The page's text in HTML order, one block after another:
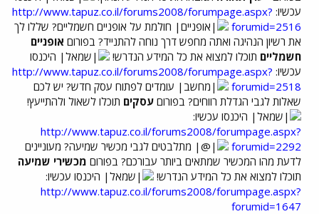
עכשיו: http://www.tapuz.co.il/forums2008/forumpage.aspx?
forumid=2516
חולמת על אופניים חשמליים? שללו לך
את רשיון הנהיגה ואתה מחפש דרך נוחה להתנייד? בפורום אופניים
חשמליים תוכלו למצוא את כל המידע הנדרש!
היכנסו
עכשיו: http://www.tapuz.co.il/forums2008/forumpage.aspx?
forumid=2518
עומדים לפתוח עסק חדש? יש לכם
שאלות לגבי הגדלת רווחים? בפורום עסקים תוכלו לשאול ולהתייעץ!
היכנסו עכשיו:
http://www.tapuz.co.il/forums2008/forumpage.aspx?
forumid=2292
מתלבטים לגבי מכשיר שמיעה? מעוניינים
לדעת מהו המכשיר שמתאים ביותר עבורכם? בפורום מכשירי שמיעה
תוכלו למצוא את כל המידע הנדרש!
היכנסו עכשיו:
http://www.tapuz.co.il/forums2008/forumpage.aspx?
forumid=1647